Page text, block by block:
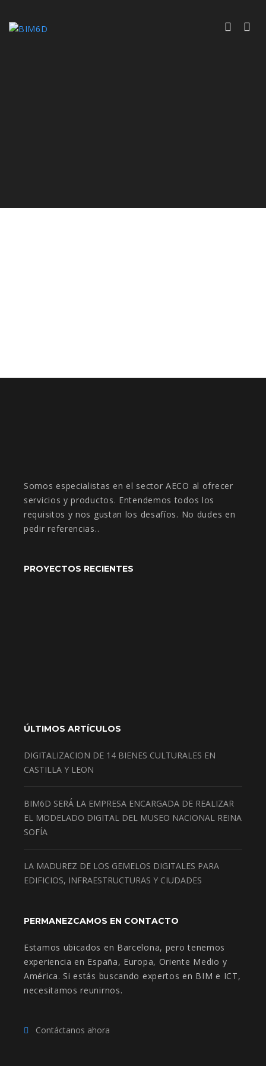
Somos especialistas en el sector AECO al ofrecer
servicios y productos. Entendemos todos los
requisitos y nos gustan los desafíos. No dudes en
pedir referencias..
PROYECTOS RECIENTES
ÚLTIMOS ARTÍCULOS
DIGITALIZACION DE 14 BIENES CULTURALES EN
CASTILLA Y LEON
BIM6D SERÁ LA EMPRESA ENCARGADA DE REALIZAR
EL MODELADO DIGITAL DEL MUSEO NACIONAL REINA
SOFÍA
LA MADUREZ DE LOS GEMELOS DIGITALES PARA
EDIFICIOS, INFRAESTRUCTURAS Y CIUDADES
PERMANEZCAMOS EN CONTACTO
Estamos ubicados en Barcelona, pero tenemos
experiencia en España, Europa, Oriente Medio y
América. Si estás buscando expertos en BIM e ICT,
necesitamos reunirnos.
Contáctanos ahora